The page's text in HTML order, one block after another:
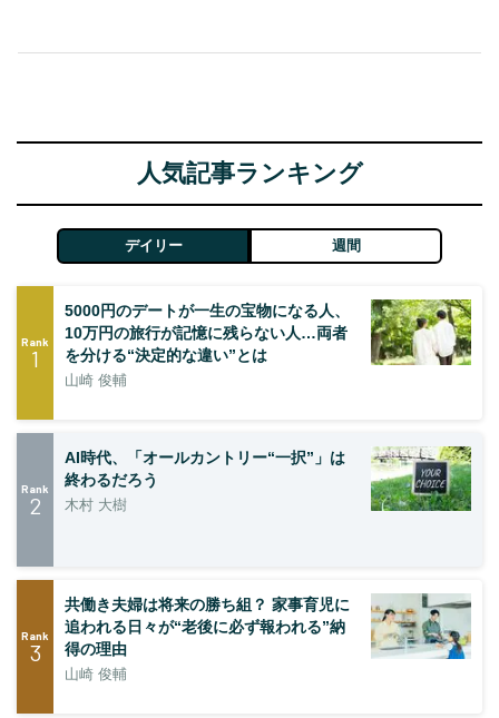
人気記事ランキング
デイリー 週間
Rank
1
5000円のデートが一生の宝物になる人、
10万円の旅行が記憶に残らない人…両者
を分ける“決定的な違い”とは
山崎 俊輔
Rank
2
AI時代、「オールカントリー“一択”」は
終わるだろう
木村 大樹
Rank
3
共働き夫婦は将来の勝ち組？ 家事育児に
追われる日々が“老後に必ず報われる”納
得の理由
山崎 俊輔